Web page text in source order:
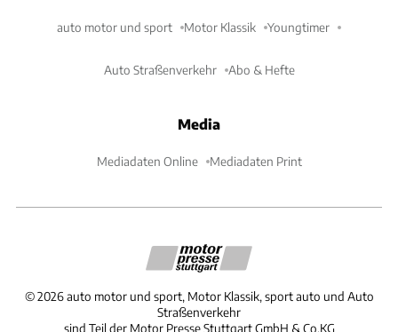
auto motor und sport Motor Klassik Youngtimer
Auto Straßenverkehr Abo & Hefte
Media
Mediadaten Online Mediadaten Print
©2026 auto motor und sport, Motor Klassik, sport auto und Auto
Straßenverkehr
sind Teil der Motor Presse Stuttgart GmbH & Co.KG